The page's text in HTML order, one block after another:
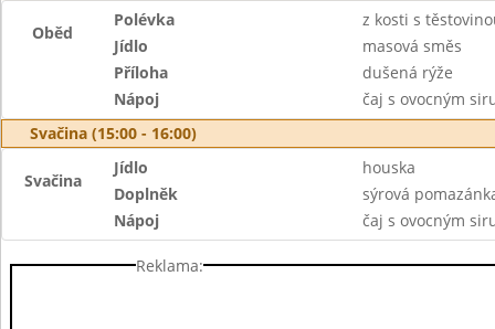
Oběd
Polévka
z kosti s
Jídlo
masová směs
Příloha
dušená rýže
Nápoj
čaj s ovocným
Svačina (15:00 - 16:00)
Svačina
Jídlo
houska
Doplněk
sýrová
Nápoj
čaj s ovocným
Reklama: